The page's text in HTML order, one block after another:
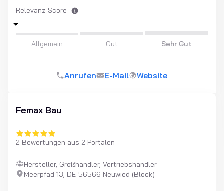
Relevanz-Score
Allgemein Gut Sehr Gut
Anrufen E-Mail Website
Femax Bau
2 Bewertungen aus 2 Portalen
Hersteller, Großhändler, Vertriebshändler
Meerpfad 13, DE-56566 Neuwied (Block)